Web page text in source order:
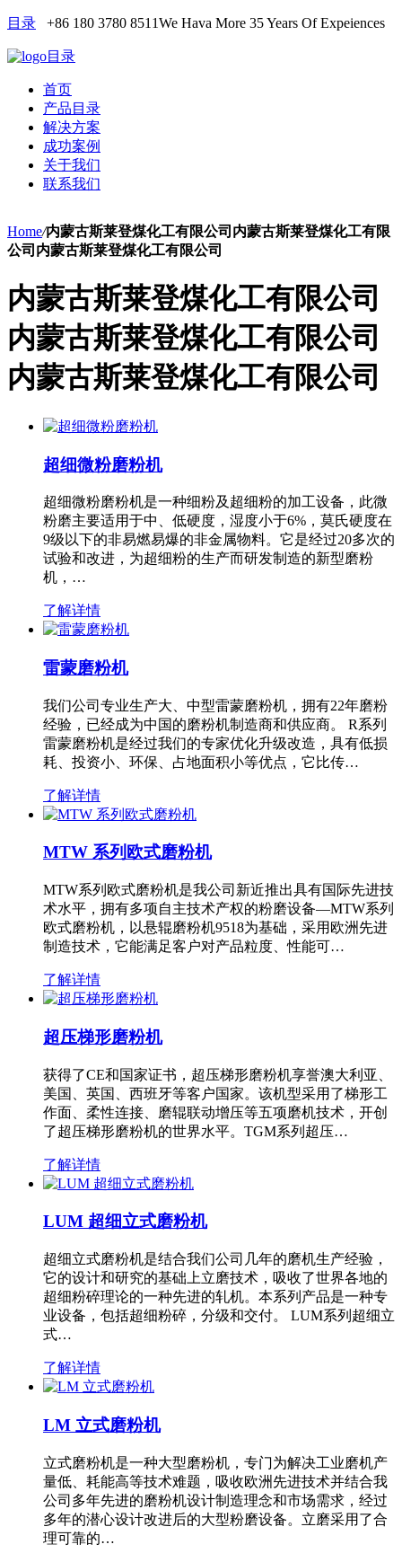
目录 +86 180 3780 8511We Hava More 35 Years Of Expeiences
目录
首页
产品目录
解决方案
成功案例
关于我们
联系我们
Home/内蒙古斯莱登煤化工有限公司内蒙古斯莱登煤化工有限
公司内蒙古斯莱登煤化工有限公司
内蒙古斯莱登煤化工有限公司
内蒙古斯莱登煤化工有限公司
内蒙古斯莱登煤化工有限公司
超细微粉磨粉机
超细微粉磨粉机是一种细粉及超细粉的加工设备，此微
粉磨主要适用于中、低硬度，湿度小于6%，莫氏硬度在
9级以下的非易燃易爆的非金属物料。它是经过20多次的
试验和改进，为超细粉的生产而研发制造的新型磨粉
机，…
了解详情
雷蒙磨粉机
我们公司专业生产大、中型雷蒙磨粉机，拥有22年磨粉
经验，已经成为中国的磨粉机制造商和供应商。 R系列
雷蒙磨粉机是经过我们的专家优化升级改造，具有低损
耗、投资小、环保、占地面积小等优点，它比传…
了解详情
MTW 系列欧式磨粉机
MTW系列欧式磨粉机是我公司新近推出具有国际先进技
术水平，拥有多项自主技术产权的粉磨设备—MTW系列
欧式磨粉机，以悬辊磨粉机9518为基础，采用欧洲先进
制造技术，它能满足客户对产品粒度、性能可…
了解详情
超压梯形磨粉机
获得了CE和国家证书，超压梯形磨粉机享誉澳大利亚、
美国、英国、西班牙等客户国家。该机型采用了梯形工
作面、柔性连接、磨辊联动增压等五项磨机技术，开创
了超压梯形磨粉机的世界水平。TGM系列超压…
了解详情
LUM 超细立式磨粉机
超细立式磨粉机是结合我们公司几年的磨机生产经验，
它的设计和研究的基础上立磨技术，吸收了世界各地的
超细粉碎理论的一种先进的轧机。本系列产品是一种专
业设备，包括超细粉碎，分级和交付。 LUM系列超细立
式…
了解详情
LM 立式磨粉机
立式磨粉机是一种大型磨粉机，专门为解决工业磨机产
量低、耗能高等技术难题，吸收欧洲先进技术并结合我
公司多年先进的磨粉机设计制造理念和市场需求，经过
多年的潜心设计改进后的大型粉磨设备。立磨采用了合
理可靠的…